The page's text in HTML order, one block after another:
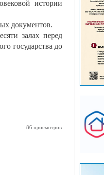
истории
документов.
залах перед
государства до
86 просмотров